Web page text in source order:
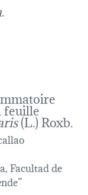
.
feuille
(L.) Roxb.
Facultad de